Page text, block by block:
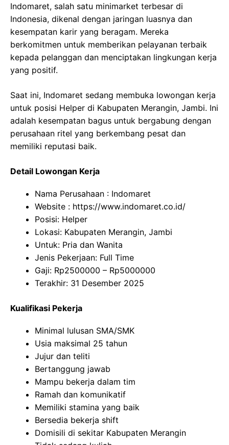
Indomaret, salah satu minimarket terbesar di
Indonesia, dikenal dengan jaringan luasnya dan
kesempatan karir yang beragam. Mereka
berkomitmen untuk memberikan pelayanan terbaik
kepada pelanggan dan menciptakan lingkungan kerja
yang positif.
Saat ini, Indomaret sedang membuka lowongan kerja
untuk posisi Helper di Kabupaten Merangin, Jambi. Ini
adalah kesempatan bagus untuk bergabung dengan
perusahaan ritel yang berkembang pesat dan
memiliki reputasi baik.
Detail Lowongan Kerja
Nama Perusahaan : Indomaret
Website : https://www.indomaret.co.id/
Posisi: Helper
Lokasi: Kabupaten Merangin, Jambi
Untuk: Pria dan Wanita
Jenis Pekerjaan: Full Time
Gaji: Rp2500000 – Rp5000000
Terakhir: 31 Desember 2025
Kualifikasi Pekerja
Minimal lulusan SMA/SMK
Usia maksimal 25 tahun
Jujur dan teliti
Bertanggung jawab
Mampu bekerja dalam tim
Ramah dan komunikatif
Memiliki stamina yang baik
Bersedia bekerja shift
Domisili di sekitar Kabupaten Merangin